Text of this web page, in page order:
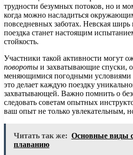
трудности безумных потоков, но и
когда можно насладиться
повседневных заботах. Невская ширь
поездка станет настоящим
стойкость.
Участники такой активности могут
повороты и захватывающие спуски,
меняющимися погодными условиями
это делает каждую поездку
захватывающей. Важно помнить о
следовать советам опытных
ваш опыт не только увлекательным,
Читать так же: Основные виды
плаванию